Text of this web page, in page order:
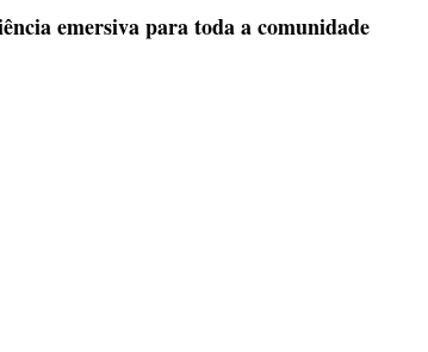
emersiva para toda a comunidade